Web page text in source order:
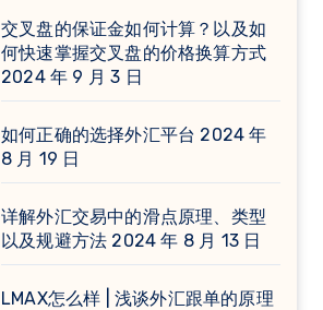
交叉盘的保证金如何计算？以及如
何快速掌握交叉盘的价格换算方式
2024 年 9 月 3 日
如何正确的选择外汇平台 2024 年
8 月 19 日
详解外汇交易中的滑点原理、类型
以及规避方法 2024 年 8 月 13 日
LMAX怎么样 | 浅谈外汇跟单的原理